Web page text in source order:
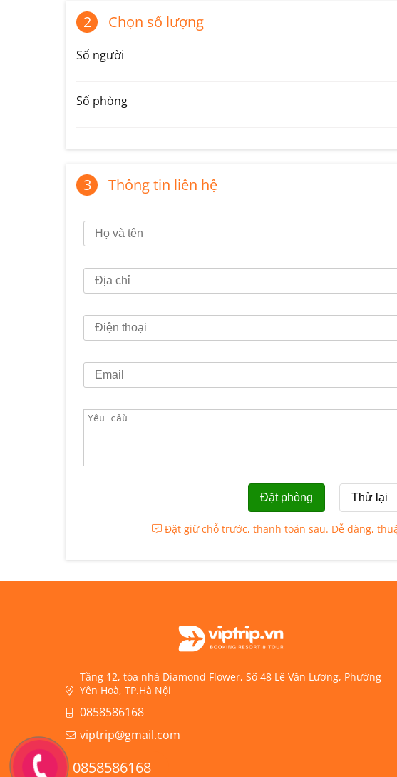
2 Chọn số lượng
Số người
Số phòng
3 Thông tin liên hệ
Đặt giữ chỗ trước, thanh toán sau. Dễ dàng,
Tầng 12, tòa nhà Diamond Flower, Số 48 Lê Văn Lương, Phường
Yên Hoà, TP.Hà Nội
0858586168
viptrip@gmail.com
0858586168